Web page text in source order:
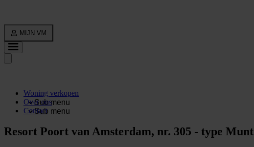
MIJN VM
Woning verkopen
Sub menu
Over ons
Sub menu
Contact
Resort Poort van Amsterdam, nr. 305 - type Munt